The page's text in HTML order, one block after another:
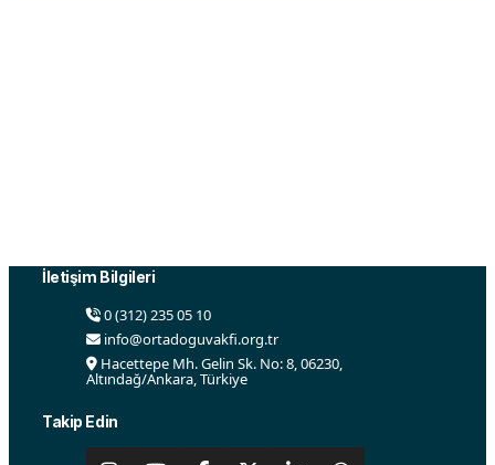
İletişim Bilgileri
0 (312) 235 05 10
info@ortadoguvakfi.org.tr
Hacettepe Mh. Gelin Sk. No: 8, 06230,
Altındağ/Ankara, Türkiye
Takip Edin